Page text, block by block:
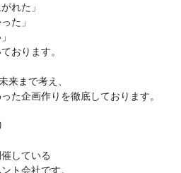
れた」
た」
おります。
来まで考え、
た企画作りを徹底しております。
している
ト会社です。